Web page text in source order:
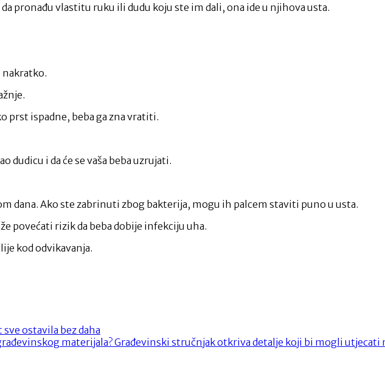
pronađu vlastitu ruku ili dudu koju ste im dali, ona ide u njihova usta.
nakratko.
prst ispadne, beba ga zna vratiti.
dudicu i da će se vaša beba uzrujati.
dana. Ako ste zabrinuti zbog bakterija, mogu ih palcem staviti puno u usta.
povećati rizik da beba dobije infekciju uha.
kod odvikavanja.
ostavila bez daha
materijala? Građevinski stručnjak otkriva detalje koji bi mogli utjecati